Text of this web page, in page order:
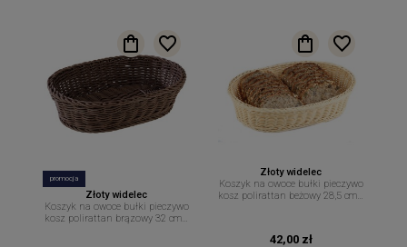
promocja
Złoty widelec
Koszyk na owoce bułki pieczywo
kosz polirattan brązowy 32 cm x
Złoty widelec
Koszyk na owoce bułki pieczywo
kosz polirattan beżowy 28,5 cm x
42,00 zł